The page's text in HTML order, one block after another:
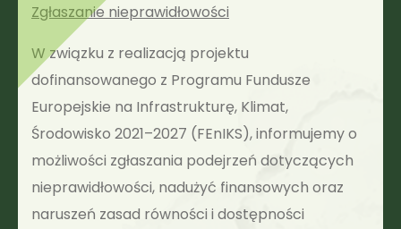
Zgłaszanie nieprawidłowości
W związku z realizacją projektu
dofinansowanego z Programu Fundusze
Europejskie na Infrastrukturę, Klimat,
Środowisko 2021–2027 (FEnIKS), informujemy o
możliwości zgłaszania podejrzeń dotyczących
nieprawidłowości, nadużyć finansowych oraz
naruszeń zasad równości i dostępności